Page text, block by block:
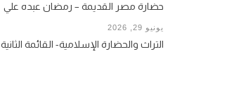
حضارة مصر القديمة – رمضان عبده علي
يونيو 29, 2026
التراث والحضارة الإسلامية- القائمة الثانية